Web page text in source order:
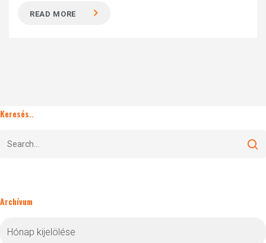
READ MORE
Keresés..
Archívum